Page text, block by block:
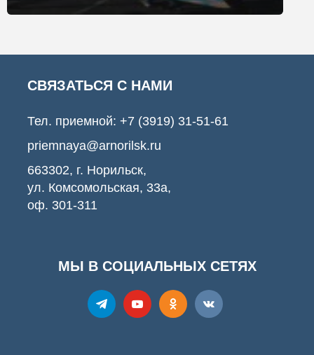
СВЯЗАТЬСЯ С НАМИ
Тел. приемной: +7 (3919) 31-51-61
priemnaya@arnorilsk.ru
663302, г. Норильск,
ул. Комсомольская, 33а,
оф. 301-311
МЫ В СОЦИАЛЬНЫХ СЕТЯХ